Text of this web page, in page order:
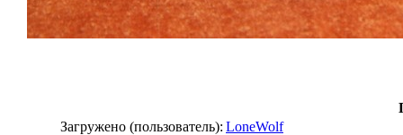
Загружено (пользователь): LoneWolf